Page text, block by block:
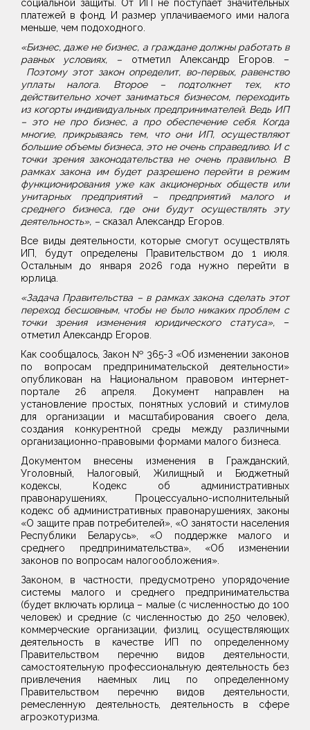
социальной защиты. От ИП не поступает значительных
платежей в фонд. И размер уплачиваемого ими налога
меньше, чем подоходного.
«Бизнес, даже не бизнес, а граждане должны работать в
равных условиях, – отметил Александр Егоров. –
Поэтому этот закон определит, во-первых, равенство
уплаты налога. Второе – подтолкнет тех, кто
действительно хочет заниматься бизнесом, переходить
из когорты индивидуальных предпринимателей. Ведь ИП
– это не про бизнес, а про обеспечение себя. Когда
многие, прикрываясь тем, что они ИП, осуществляют
большие объемы бизнеса, это не очень справедливо. И с
точки зрения законодательства не очень правильно. В
рамках закона им будет разрешено перейти в режим
функционирования уже как акционерных обществ или
унитарных предприятий – предприятий малого и
среднего бизнеса, где они будут осуществлять эту
деятельность», – сказал Александр Егоров.
Все виды деятельности, которые смогут осуществлять
ИП, будут определены Правительством до 1 июля.
Остальным до января 2026 года нужно перейти в
юрлица.
«Задача Правительства – в рамках закона сделать этот
переход бесшовным, чтобы не было никаких проблем с
точки зрения изменения юридического статуса», –
отметил Александр Егоров.
Как сообщалось, Закон № 365-З «Об изменении законов
по вопросам предпринимательской деятельности»
опубликован на Национальном правовом интернет-
портале 26 апреля. Документ направлен на
установление простых, понятных условий и стимулов
для организации и масштабирования своего дела,
создания конкурентной среды между различными
организационно-правовыми формами малого бизнеса.
Документом внесены изменения в Гражданский,
Уголовный, Налоговый, Жилищный и Бюджетный
кодексы, Кодекс об административных
правонарушениях, Процессуально-исполнительный
кодекс об административных правонарушениях, законы
«О защите прав потребителей», «О занятости населения
Республики Беларусь», «О поддержке малого и
среднего предпринимательства», «Об изменении
законов по вопросам налогообложения».
Законом, в частности, предусмотрено упорядочение
системы малого и среднего предпринимательства
(будет включать юрлица – малые (с численностью до 100
человек) и средние (с численностью до 250 человек),
коммерческие организации, физлиц, осуществляющих
деятельность в качестве ИП по определенному
Правительством перечню видов деятельности,
самостоятельную профессиональную деятельность без
привлечения наемных лиц по определенному
Правительством перечню видов деятельности,
ремесленную деятельность, деятельность в сфере
агроэкотуризма.